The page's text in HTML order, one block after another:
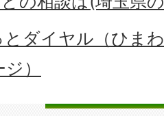
ダイヤル（ひま
）